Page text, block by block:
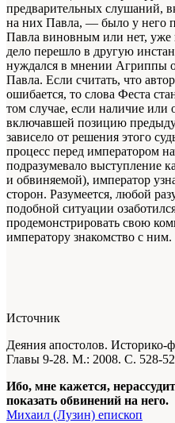
предварительных слушаний,
на них Павла, — было у него
Павла виновным или нет, уже
дело перешло в другую
нуждался в мнении Агриппы
Павла. Если считать, что
ошибается, то слова Феста
том случае, если наличие или
включавшей позицию
зависело от решения этого
процесс перед императором
подразумевало выступление
и обвиняемой), император
сторон. Разумеется, любой
подобной ситуации
продемонстрировать свою
императору знакомство с ним.
Источник
Деяния апостолов. Историко-
Главы 9-28. М.: 2008. С. 528-
Ибо, мне кажется,
показать обвинений на него.
Михаил (Лузин) епископ